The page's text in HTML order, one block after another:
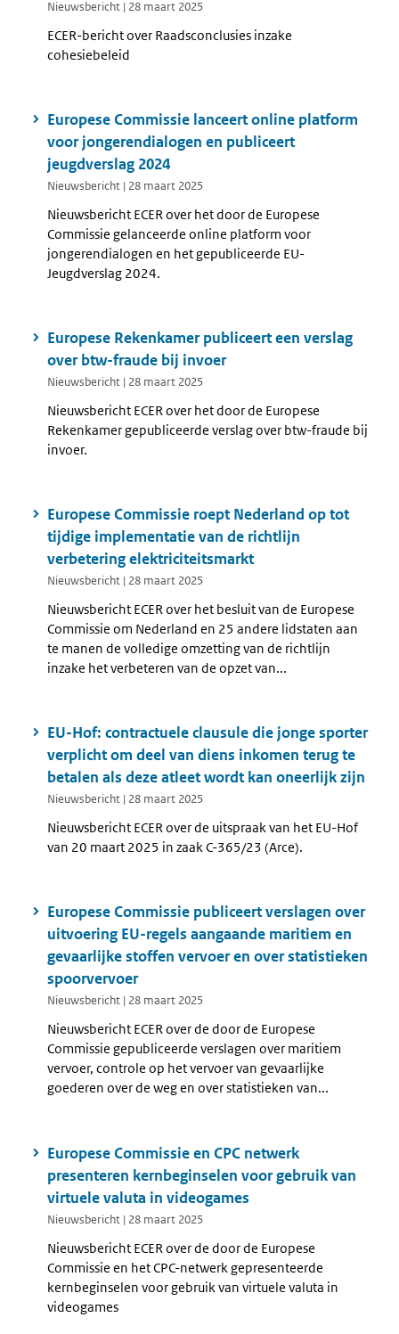
Nieuwsbericht | 28 maart 2025
ECER-bericht over Raadsconclusies inzake
cohesiebeleid
Europese Commissie lanceert online platform
voor jongerendialogen en publiceert
jeugdverslag 2024
Nieuwsbericht | 28 maart 2025
Nieuwsbericht ECER over het door de Europese
Commissie gelanceerde online platform voor
jongerendialogen en het gepubliceerde EU-
Jeugdverslag 2024.
Europese Rekenkamer publiceert een verslag
over btw-fraude bij invoer
Nieuwsbericht | 28 maart 2025
Nieuwsbericht ECER over het door de Europese
Rekenkamer gepubliceerde verslag over btw-fraude bij
invoer.
Europese Commissie roept Nederland op tot
tijdige implementatie van de richtlijn
verbetering elektriciteitsmarkt
Nieuwsbericht | 28 maart 2025
Nieuwsbericht ECER over het besluit van de Europese
Commissie om Nederland en 25 andere lidstaten aan
te manen de volledige omzetting van de richtlijn
inzake het verbeteren van de opzet van...
EU-Hof: contractuele clausule die jonge sporter
verplicht om deel van diens inkomen terug te
betalen als deze atleet wordt kan oneerlijk zijn
Nieuwsbericht | 28 maart 2025
Nieuwsbericht ECER over de uitspraak van het EU-Hof
van 20 maart 2025 in zaak C-365/23 (Arce).
Europese Commissie publiceert verslagen over
uitvoering EU-regels aangaande maritiem en
gevaarlijke stoffen vervoer en over statistieken
spoorvervoer
Nieuwsbericht | 28 maart 2025
Nieuwsbericht ECER over de door de Europese
Commissie gepubliceerde verslagen over maritiem
vervoer, controle op het vervoer van gevaarlijke
goederen over de weg en over statistieken van...
Europese Commissie en CPC netwerk
presenteren kernbeginselen voor gebruik van
virtuele valuta in videogames
Nieuwsbericht | 28 maart 2025
Nieuwsbericht ECER over de door de Europese
Commissie en het CPC-netwerk gepresenteerde
kernbeginselen voor gebruik van virtuele valuta in
videogames